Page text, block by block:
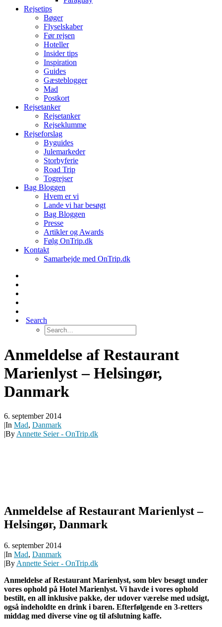
Rejsetips
Bøger
Flyselskaber
Før rejsen
Hoteller
Insider tips
Inspiration
Guides
Gæsteblogger
Mad
Postkort
Rejsetanker
Rejsetanker
Rejseklumme
Rejseforslag
Byguides
Julemarkeder
Storbyferie
Road Trip
Togrejser
Bag Bloggen
Hvem er vi
Lande vi har besøgt
Bag Bloggen
Presse
Artikler og Awards
Følg OnTrip.dk
Kontakt
Samarbejde med OnTrip.dk
Search
Anmeldelse af Restaurant
Marienlyst – Helsingør,
Danmark
6. september 2014
|In Mad, Danmark
|By Annette Seier - OnTrip.dk
Anmeldelse af Restaurant Marienlyst –
Helsingør, Danmark
6. september 2014
|In Mad, Danmark
|By Annette Seier - OnTrip.dk
Anmeldelse af Restaurant Marienlyst, som blev besøgt under
vores ophold på Hotel Marienlyst. Vi havde i vores ophold
bestilt, en all inklusive pakke, der udover værelse med udsigt,
også indeholdte en drink i baren. Efterfølgende en 3-retters
middag med diverse vine og til afslutning kaffe.